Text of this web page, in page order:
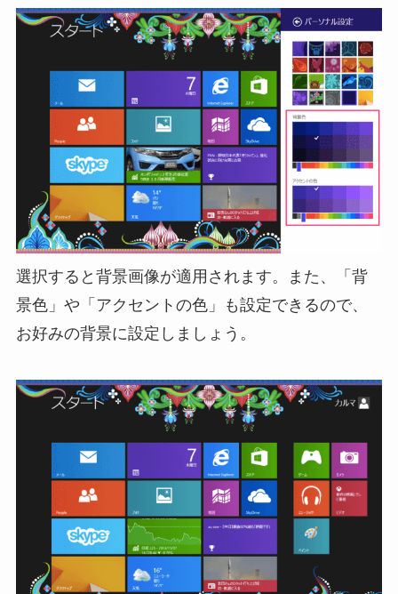
選択すると背景画像が適用されます。また、「背
景色」や「アクセントの色」も設定できるので、
お好みの背景に設定しましょう。